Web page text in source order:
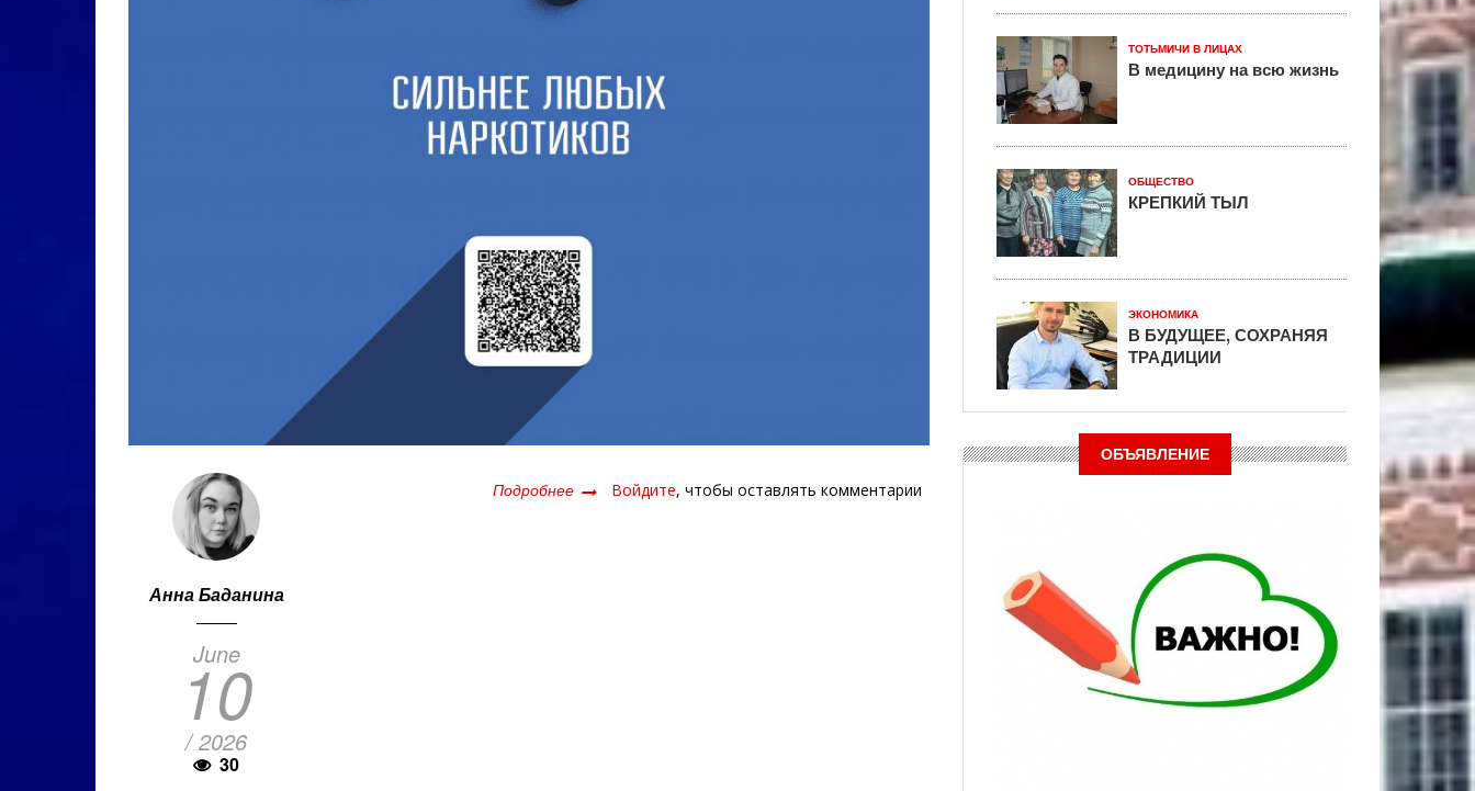
Анна Баданина
June
10
/ 2026
30
Подробнее о
Войдите, чтобы оставлять комментарии
ТОТЬМИЧИ В ЛИЦАХ
В медицину на всю жизнь
ОБЩЕСТВО
КРЕПКИЙ ТЫЛ
ЭКОНОМИКА
В БУДУЩЕЕ, СОХРАНЯЯ
ТРАДИЦИИ
ОБЪЯВЛЕНИЕ